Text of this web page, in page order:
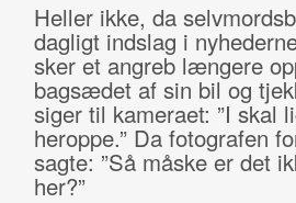
Heller ikke, da
dagligt indslag i
sker et angreb længere
bagsædet af sin bil og
siger til kameraet: ”I skal
heroppe.” Da fotografen
sagte: ”Så måske er det
her?”